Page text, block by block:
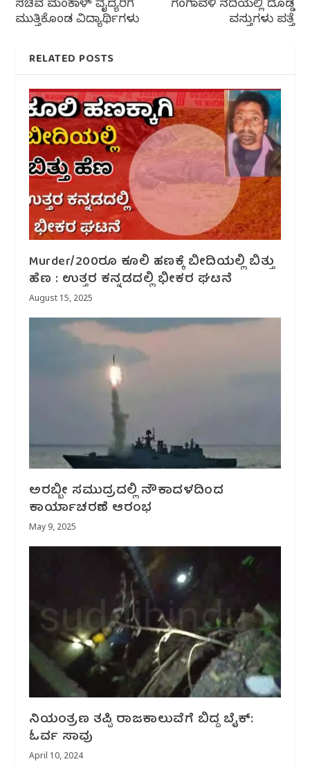
ಸಚಿವ ಮಂಕಾಳ್ ವೈದ್ಯರಿಗೆ
ಮುತ್ತಿಕೊಂಡ ವಿದ್ಯಾರ್ಥಿಗಳು
ಗಂಗಾವಳಿ ನದಿಯಲ್ಲಿ ದೊಡ್ಡ
ವಸ್ತುಗಳು ಪತ್ತೆ
RELATED POSTS
Murder/200ರೂ ಕೂಲಿ ಹಣಕ್ಕೆ ಬೀದಿಯಲ್ಲಿ ಬಿತ್ತು
ಹೆಣ : ಉತ್ತರ ಕನ್ನಡದಲ್ಲಿ ಭೀಕರ ಘಟನೆ
August 15, 2025
ಅರಬ್ಬೀ ಸಮುದ್ರದಲ್ಲಿ ನೌಕಾದಳದಿಂದ
ಕಾರ್ಯಾಚರಣೆ ಆರಂಭ
May 9, 2025
ನಿಯಂತ್ರಣ ತಪ್ಪಿ ರಾಜಕಾಲುವೆಗೆ ಬಿದ್ದ ಬೈಕ್:
ಓರ್ವ ಸಾವು
April 10, 2024